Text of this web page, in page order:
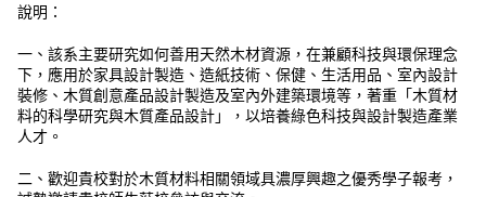
說明：
一、該系主要研究如何善用天然木材資源，在兼顧科技與環保理念
下，應用於家具設計製造、造紙技術、保健、生活用品、室內設計
裝修、木質創意產品設計製造及室內外建築環境等，著重「木質材
料的科學研究與木質產品設計」，以培養綠色科技與設計製造產業
人才。
二、歡迎貴校對於木質材料相關領域具濃厚興趣之優秀學子報考，